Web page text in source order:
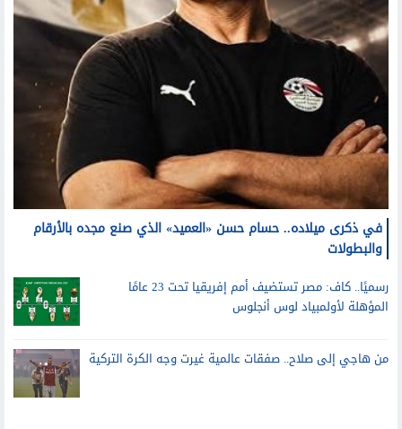
في ذكرى ميلاده.. حسام حسن «العميد» الذي صنع مجده بالأرقام
والبطولات
رسميًا.. كاف: مصر تستضيف أمم إفريقيا تحت 23 عامًا
المؤهلة لأولمبياد لوس أنجلوس